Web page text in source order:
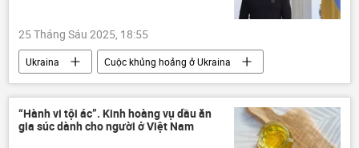
25 Tháng Sáu 2025, 18:55
Ukraina
Cuộc khủng hoảng ở Ukraina
Vladimir Zelensky
Donald Trump
Hoa Kỳ
hội nghị thượng đỉnh NATO
Chính trị
Thế giới
“Hành vi tội ác”. Kinh hoàng vụ dầu ăn
gia súc dành cho người ở Việt Nam